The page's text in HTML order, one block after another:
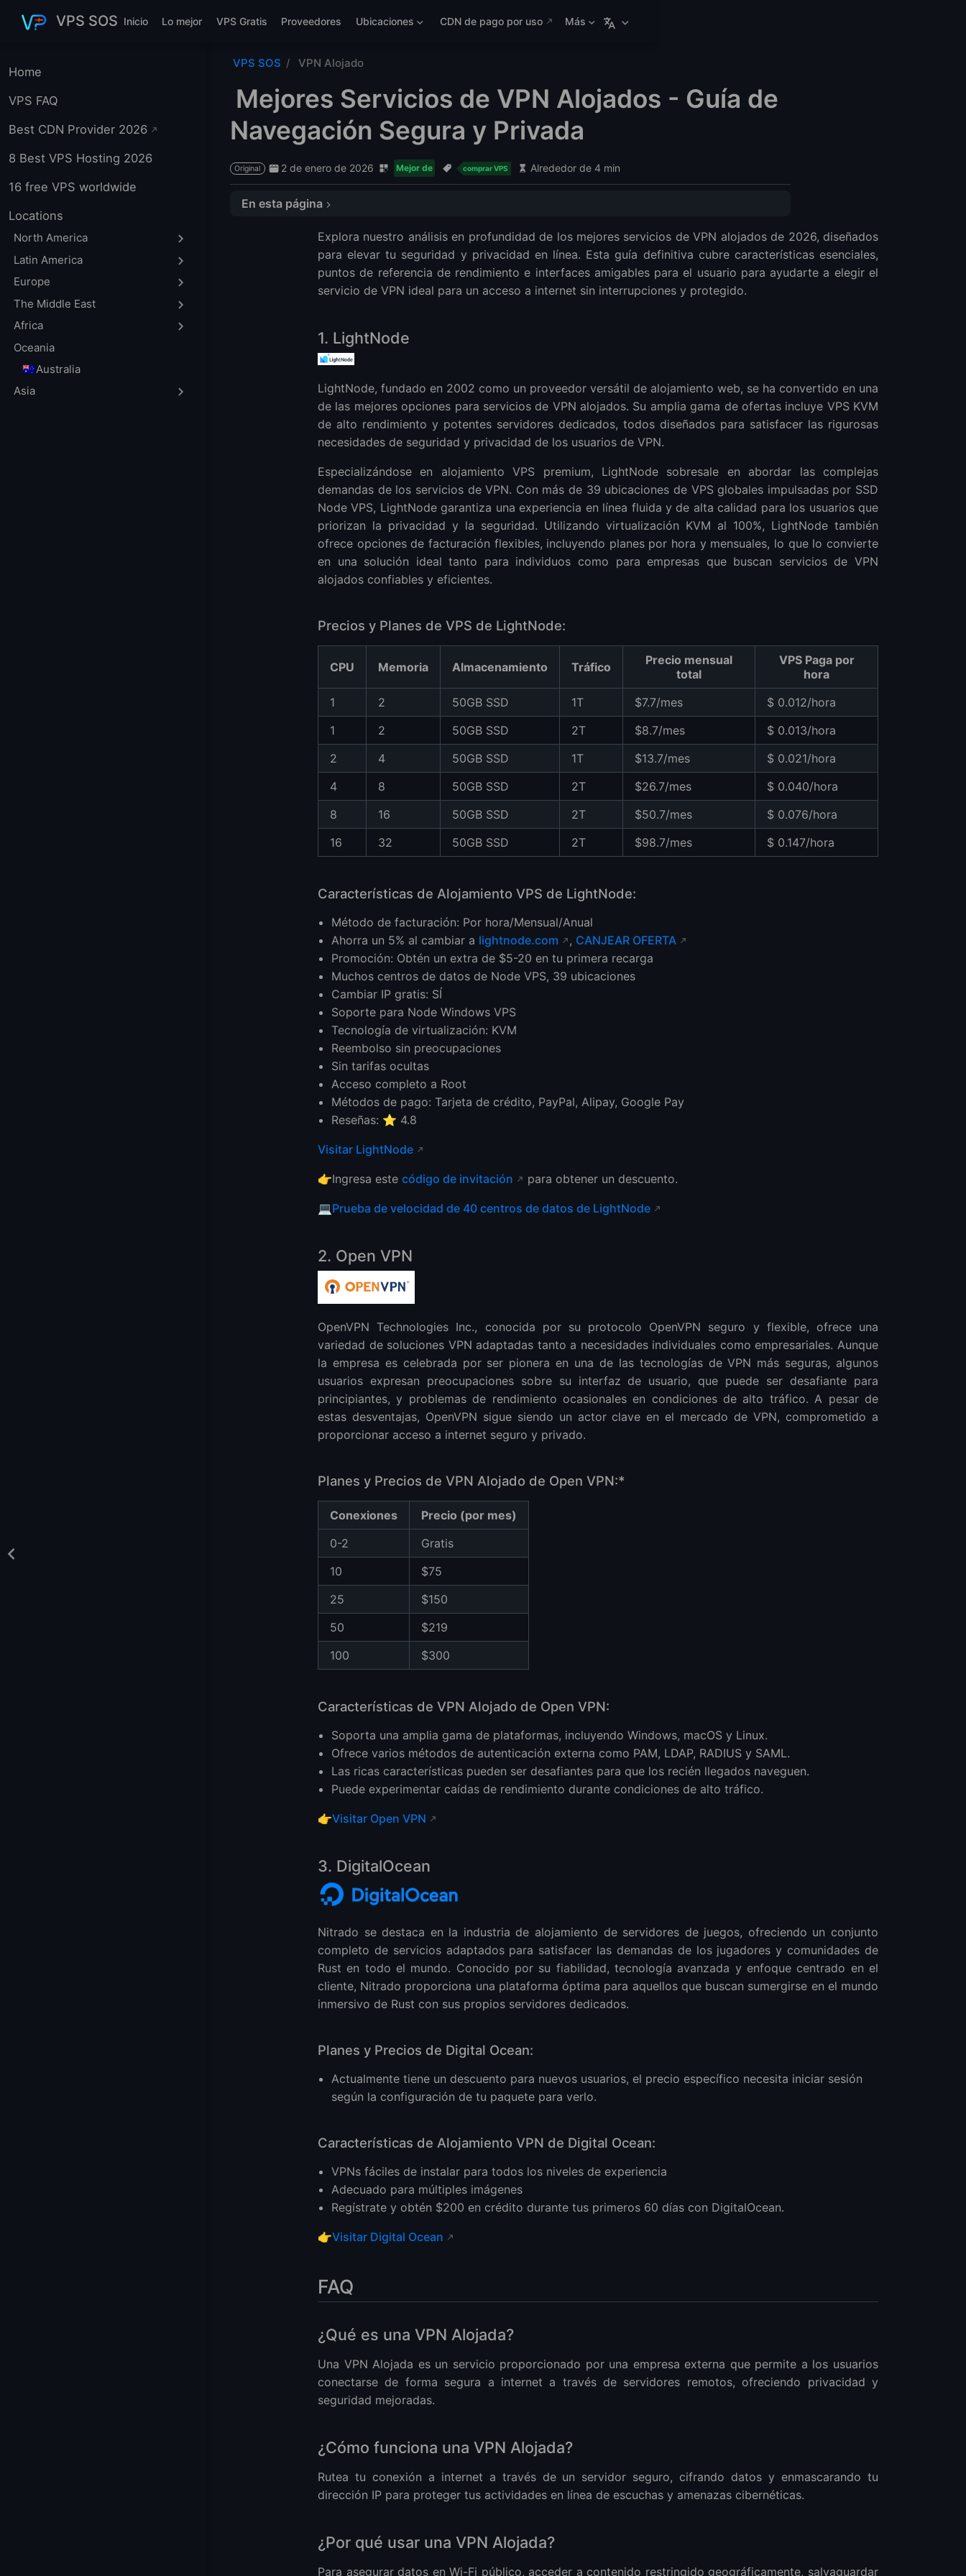
VPS SOS Inicio Lo mejor VPS Gratis Proveedores Ubicaciones CDN de pago por uso Más
Home
VPS FAQ
Best CDN Provider 2026
8 Best VPS Hosting 2026
16 free VPS worldwide
Locations
North America
Latin America
Europe
The Middle East
Africa
Oceania
🇦🇺Australia
Asia
VPS SOS VPN Alojado
Mejores Servicios de VPN Alojados - Guía de
Navegación Segura y Privada
Original 2 de enero de 2026 Mejor de comprar VPS Alrededor de 4 min
En esta página
1. LightNode
¿Qué es una VPN Alojada?
¿Son seguras las VPN Alojadas?
¿Puedo usar una VPN Alojada en múltiples dispositivos?
¿Una VPN Alojada ralentiza la velocidad de internet?
Explora nuestro análisis en profundidad de los mejores servicios de VPN alojados de 2026, diseñados
para elevar tu seguridad y privacidad en línea. Esta guía definitiva cubre características esenciales,
puntos de referencia de rendimiento e interfaces amigables para el usuario para ayudarte a elegir el
servicio de VPN ideal para un acceso a internet sin interrupciones y protegido.
1. LightNode
LightNode, fundado en 2002 como un proveedor versátil de alojamiento web, se ha convertido en una
de las mejores opciones para servicios de VPN alojados. Su amplia gama de ofertas incluye VPS KVM
de alto rendimiento y potentes servidores dedicados, todos diseñados para satisfacer las rigurosas
necesidades de seguridad y privacidad de los usuarios de VPN.
Especializándose en alojamiento VPS premium, LightNode sobresale en abordar las complejas
demandas de los servicios de VPN. Con más de 39 ubicaciones de VPS globales impulsadas por SSD
Node VPS, LightNode garantiza una experiencia en línea fluida y de alta calidad para los usuarios que
priorizan la privacidad y la seguridad. Utilizando virtualización KVM al 100%, LightNode también
ofrece opciones de facturación flexibles, incluyendo planes por hora y mensuales, lo que lo convierte
en una solución ideal tanto para individuos como para empresas que buscan servicios de VPN
alojados confiables y eficientes.
Precios y Planes de VPS de LightNode:
CPU Memoria Almacenamiento Tráfico
Precio mensual
total
VPS Paga por
hora
1
2 50GB SSD 1T $7.7/mes
$ 0.012/hora
1
2 50GB SSD 2T $8.7/mes
$ 0.013/hora
2
4 50GB SSD 1T $13.7/mes
$ 0.021/hora
4
8 50GB SSD 2T $26.7/mes
$ 0.040/hora
8
16 50GB SSD 2T $50.7/mes
$ 0.076/hora
16
32 50GB SSD 2T $98.7/mes $ 0.147/hora
Características de Alojamiento VPS de LightNode:
Método de facturación: Por hora/Mensual/Anual
Ahorra un 5% al cambiar a lightnode.com , CANJEAR OFERTA
Promoción: Obtén un extra de $5-20 en tu primera recarga
Muchos centros de datos de Node VPS, 39 ubicaciones
Cambiar IP gratis: SÍ
Soporte para Node Windows VPS
Tecnología de virtualización: KVM
Reembolso sin preocupaciones
Sin tarifas ocultas
Acceso completo a Root
Métodos de pago: Tarjeta de crédito, PayPal, Alipay, Google Pay
Reseñas: ⭐ 4.8
Visitar LightNode
👉Ingresa este código de invitación para obtener un descuento.
💻 Prueba de velocidad de 40 centros de datos de LightNode
2. Open VPN
OpenVPN Technologies Inc., conocida por su protocolo OpenVPN seguro y flexible, ofrece una
variedad de soluciones VPN adaptadas tanto a necesidades individuales como empresariales. Aunque
la empresa es celebrada por ser pionera en una de las tecnologías de VPN más seguras, algunos
usuarios expresan preocupaciones sobre su interfaz de usuario, que puede ser desafiante para
principiantes, y problemas de rendimiento ocasionales en condiciones de alto tráfico. A pesar de
estas desventajas, OpenVPN sigue siendo un actor clave en el mercado de VPN, comprometido a
proporcionar acceso a internet seguro y privado.
Planes y Precios de VPN Alojado de Open VPN:*
Conexiones
Precio (por mes)
0-2
Gratis
10
$75
25
$150
50
$219
100
$300
Características de VPN Alojado de Open VPN:
Soporta una amplia gama de plataformas, incluyendo Windows, macOS y Linux.
Ofrece varios métodos de autenticación externa como PAM, LDAP, RADIUS y SAML.
Las ricas características pueden ser desafiantes para que los recién llegados naveguen.
Puede experimentar caídas de rendimiento durante condiciones de alto tráfico.
👉Visitar Open VPN
3. DigitalOcean
Nitrado se destaca en la industria de alojamiento de servidores de juegos, ofreciendo un conjunto
completo de servicios adaptados para satisfacer las demandas de los jugadores y comunidades de
Rust en todo el mundo. Conocido por su fiabilidad, tecnología avanzada y enfoque centrado en el
cliente, Nitrado proporciona una plataforma óptima para aquellos que buscan sumergirse en el mundo
inmersivo de Rust con sus propios servidores dedicados.
Planes y Precios de Digital Ocean:
Actualmente tiene un descuento para nuevos usuarios, el precio específico necesita iniciar sesión
según la configuración de tu paquete para verlo.
Características de Alojamiento VPN de Digital Ocean:
VPNs fáciles de instalar para todos los niveles de experiencia
Adecuado para múltiples imágenes
Regístrate y obtén $200 en crédito durante tus primeros 60 días con DigitalOcean.
👉Visitar Digital Ocean
FAQ
¿Qué es una VPN Alojada?
Una VPN Alojada es un servicio proporcionado por una empresa externa que permite a los usuarios
conectarse de forma segura a internet a través de servidores remotos, ofreciendo privacidad y
seguridad mejoradas.
¿Cómo funciona una VPN Alojada?
Rutea tu conexión a internet a través de un servidor seguro, cifrando datos y enmascarando tu
dirección IP para proteger tus actividades en línea de escuchas y amenazas cibernéticas.
¿Por qué usar una VPN Alojada?
Para asegurar datos en Wi-Fi público, acceder a contenido restringido geográficamente, salvaguardar